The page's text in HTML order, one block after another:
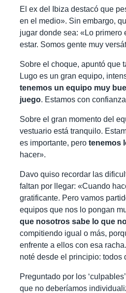
El ex del Ibiza destacó que
en el medio». Sin embargo,
jugar donde sea: «Lo
estar. Somos gente muy
Sobre el choque, apuntó que
Lugo es un gran equipo,
tenemos un equipo muy
juego. Estamos con
Sobre el gran momento del
vestuario está tranquilo.
es importante, perotenemos
hacer».
Davo quiso recordar las
faltan por llegar: «Cuando
gratificante. Pero vamos
equipos que nos lo pongan
que nosotros sabe lo que
compitiendo igual o más,
enfrente a ellos con esa
noté desde el principio: todos
Preguntado por los
que no deberíamos